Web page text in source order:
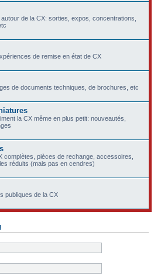
de la CX: sorties, expos, concentrations,
de remise en état de CX
de documents techniques, de brochures, etc
la CX même en plus petit: nouveautés,
complètes, pièces de rechange, accessoires,
réduits (mais pas en cendres)
publiques de la CX